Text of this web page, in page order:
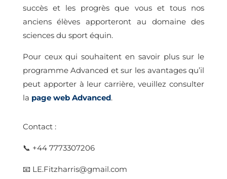
succès et les progrès que vous et tous nos
anciens élèves apporteront au domaine des
sciences du sport équin.
Pour ceux qui souhaitent en savoir plus sur le
programme Advanced et sur les avantages qu’il
peut apporter à leur carrière, veuillez consulter
la page web Advanced.
Contact :
📞 +44 7773307206
📧 LE.Fitzharris@gmail.com